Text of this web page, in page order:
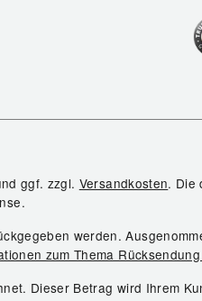
ggf. zzgl. Versandkosten. Die
werden.
zum Thema
Dieser Betrag wird Ihrem